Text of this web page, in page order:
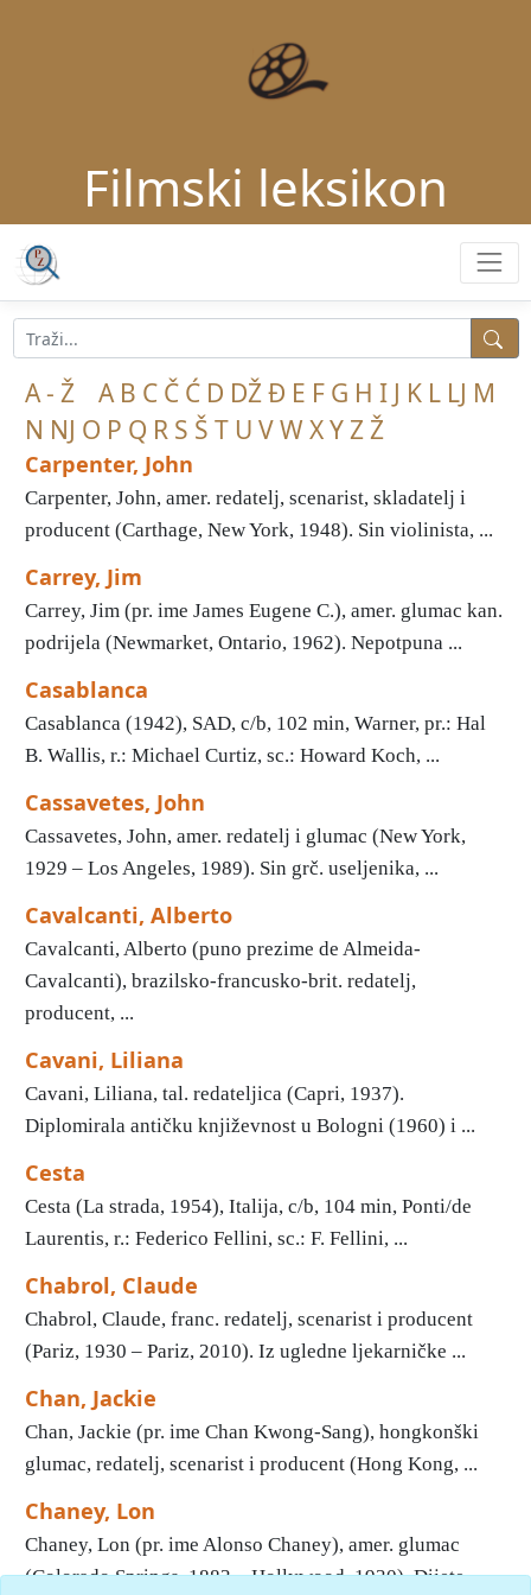
Filmski leksikon
A - Ž A B C Č Ć D DŽĐ E F G H I J K L LJ M
N NJ O P Q R S Š T U VW XYZŽ
Carpenter, John
Carpenter, John, amer. redatelj, scenarist, skladatelj i
producent (Carthage, New York, 1948). Sin violinista, ...
Carrey, Jim
Carrey, Jim (pr. ime James Eugene C.), amer. glumac kan.
podrijela (Newmarket, Ontario, 1962). Nepotpuna ...
Casablanca
Casablanca (1942), SAD, c/b, 102 min, Warner, pr.: Hal
B. Wallis, r.: Michael Curtiz, sc.: Howard Koch, ...
Cassavetes, John
Cassavetes, John, amer. redatelj i glumac (New York,
1929 – Los Angeles, 1989). Sin grč. useljenika, ...
Cavalcanti, Alberto
Cavalcanti, Alberto (puno prezime de Almeida-
Cavalcanti), brazilsko-francusko-brit. redatelj,
producent, ...
Cavani, Liliana
Cavani, Liliana, tal. redateljica (Capri, 1937).
Diplomirala antičku književnost u Bologni (1960) i ...
Cesta
Cesta (La strada, 1954), Italija, c/b, 104 min, Ponti/de
Laurentis, r.: Federico Fellini, sc.: F. Fellini, ...
Chabrol, Claude
Chabrol, Claude, franc. redatelj, scenarist i producent
(Pariz, 1930 – Pariz, 2010). Iz ugledne ljekarničke ...
Chan, Jackie
Chan, Jackie (pr. ime Chan Kwong-Sang), hongkonški
glumac, redatelj, scenarist i producent (Hong Kong, ...
Chaney, Lon
Chaney, Lon (pr. ime Alonso Chaney), amer. glumac
(Colorado Springs, 1883 – Hollywood, 1930). Dijete ...